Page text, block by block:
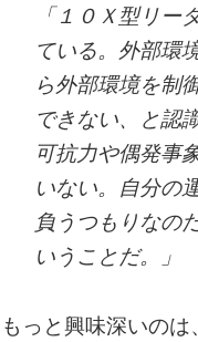
「１０Ｘ型リ
ている。外部環
ら外部環境を制
できない、と認
可抗力や偶発事
いない。自分の
負うつもりなの
いうことだ。」
もっと興味深いの